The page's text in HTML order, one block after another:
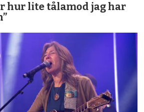
hur lite tålamod jag har